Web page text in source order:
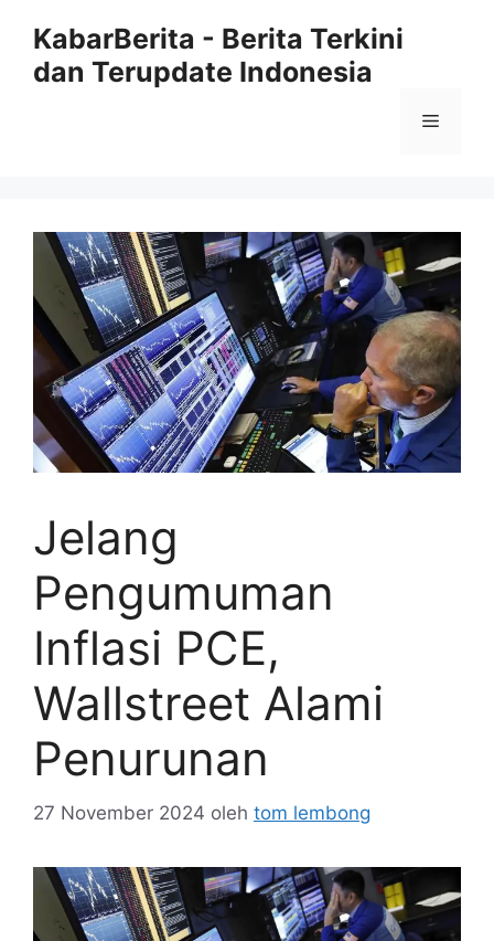
KabarBerita - Berita Terkini
dan Terupdate Indonesia
Menu
Jelang
Pengumuman
Inflasi PCE,
Wallstreet Alami
Penurunan
27 November 2024 oleh tom lembong